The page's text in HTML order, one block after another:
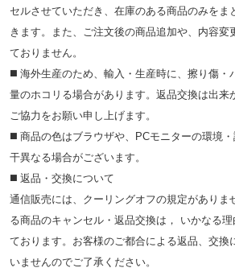
セルさせていただき、在庫のある商品のみをま
きます。また、ご注文後の商品追加や、内容変
ておりません。
◼️ 海外⽣産のため、輸⼊・⽣産時に、擦り傷・
量のホコリる場合があります。返品交換は出来
ご協⼒をお願い申し上げます。
◼️ 商品の⾊はブラウザや、PCモニターの環境
⼲異なる場合がございます。
◼️ 返品・交換について
通信販売には、クーリングオフの規定がありま
る商品のキャンセル・返品交換は， いかなる
ております。お客様のご都合による返品、交換
いませんのでご了承ください。